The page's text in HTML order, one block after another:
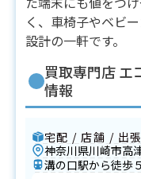
く、車椅子やベビ
設計の一軒です。
買取専門店 エ
情報
宅配 / 店舗 / 出張
神奈川県川崎市高
溝の口駅から徒歩